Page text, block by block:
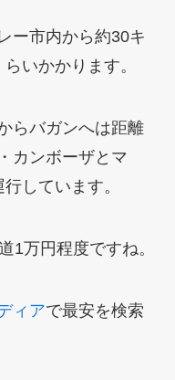
ー市内から約30キ
いかかります。
らバガンへは距離
カンボーザとマ
しています。
1万円程度ですね。
ィアで最安を検索